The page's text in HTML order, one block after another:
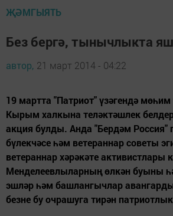
ҖӘМГЫЯТЬ
Без бергә, тынычлыкта
автор, 21 март 2014 - 04:22
19 мартта "Патриот" үзәгендә
Кырым халкына теләктәшлек
акция булды. Анда "Бердәм Россия"
бүлекчәсе һәм ветераннар советы
ветераннар хәрәкәте активистлары
Менделеевлыларның өлкән буыны
эшләр һәм башлангычлар
безне бу очрашуга тирән